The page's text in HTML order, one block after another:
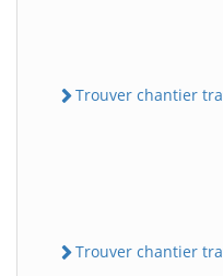
Trouver chantier
Trouver chantier